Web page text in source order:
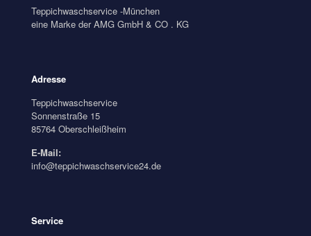
Teppichwaschservice -München
eine Marke der AMG GmbH & CO . KG
Adresse
Teppichwaschservice
Sonnenstraße 15
85764 Oberschleißheim
E-Mail:
info@teppichwaschservice24.de
Service